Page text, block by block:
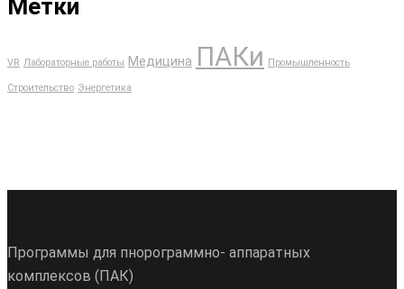
Метки
VR Лабораторные работы Медицина ПАКи Промышленность
Строительство Энергетика
Программы для пнорограммно- аппаратных
комплексов (ПАК)